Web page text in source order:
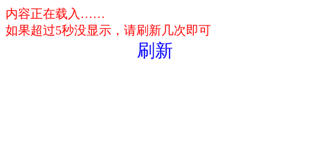
内容正在载入……
如果超过5秒没显示，请刷新几次即可
刷新